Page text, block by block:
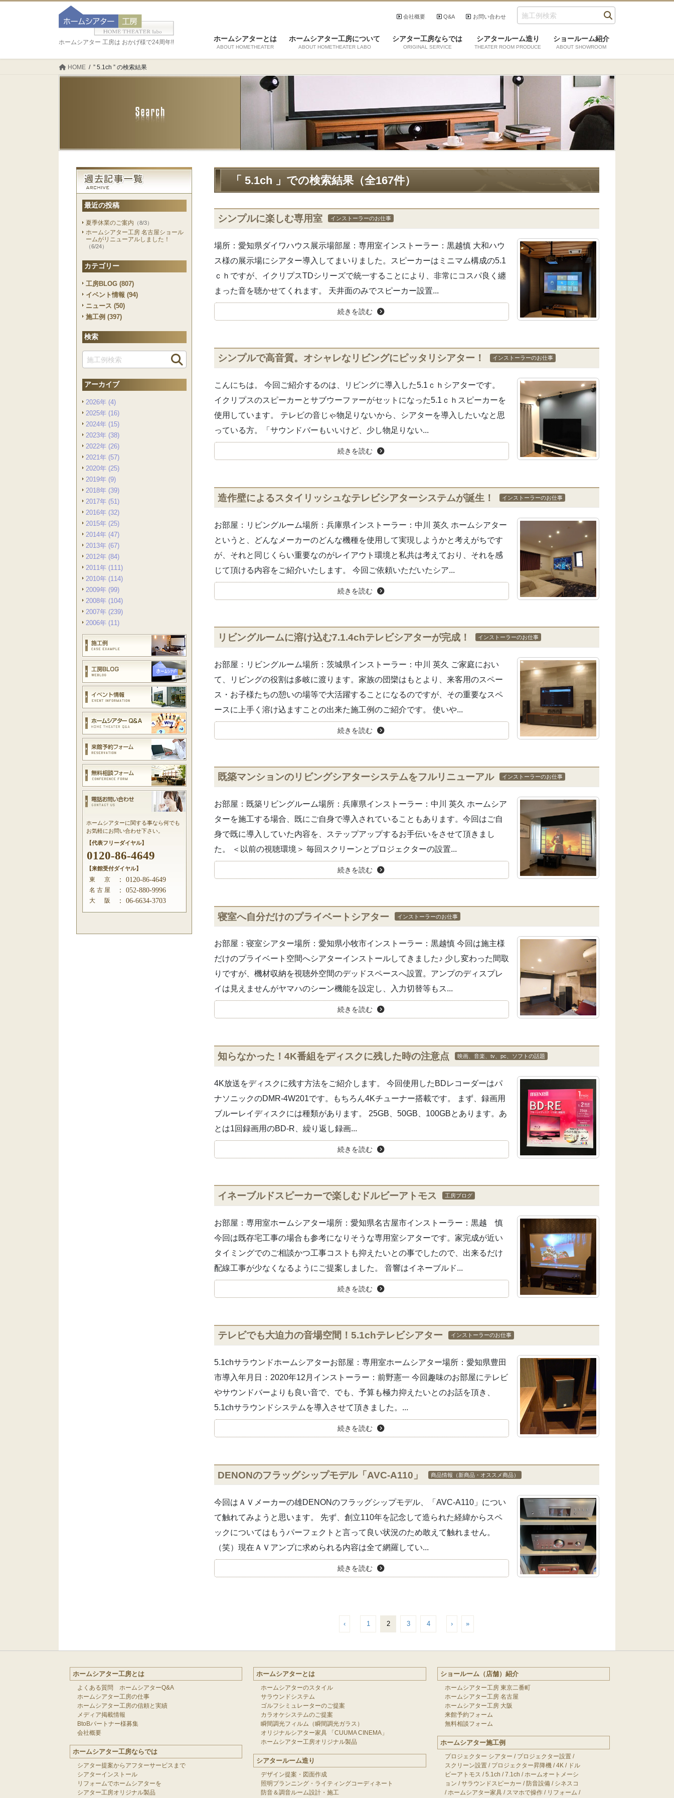
お問い合わせ
Q&A
会社概要
ホームシアター 工房は おかげ様で24周年!! ホームシアターとは
ABOUT HOMETHEATER
ホームシアター工房について
ABOUT HOMETHEATER LABO
シアター工房ならでは
ORIGINAL SERVICE
シアタールーム造り
THEATER ROOM PRODUCE
ショールーム紹介
ABOUT SHOWROOM
HOME ” 5.1ch ” の検索結果
最近の投稿
夏季休業のご案内 （8/3）
ホームシアター工房 名古屋ショール
ームがリニューアルしました！
（6/24）
カテゴリー
工房BLOG (807)
イベント情報 (94)
ニュース (50)
施工例 (397)
検索
アーカイブ
2026年 (4)
2025年 (16)
2024年 (15)
2023年 (38)
2022年 (26)
2021年 (57)
2020年 (25)
2019年 (9)
2018年 (39)
2017年 (51)
2016年 (32)
2015年 (25)
2014年 (47)
2013年 (67)
2012年 (84)
2011年 (111)
2010年 (114)
2009年 (99)
2008年 (104)
2007年 (239)
2006年 (11)
ホームシアターに関する事なら何でも
お気軽にお問い合わせ下さい。
【代表フリーダイヤル】
0120-86-4649
【来館受付ダイヤル】
東 京 ： 0120-86-4649
名 古 屋 ： 052-880-9996
大 阪 ： 06-6634-3703
「 5.1ch 」での検索結果（全167件）
シンプルに楽しむ専用室 インストーラーのお仕事
場所：愛知県ダイワハウス展示場部屋：専用室インストーラー：黒越慎 大和ハウ
ス様の展示場にシアター導入してまいりました。スピーカーはミニマム構成の5.1
ｃｈですが、イクリプスTDシリーズで統一することにより、非常にコスパ良く纏
まった音を聴かせてくれます。 天井面のみでスピーカー設置...
続きを読む
シンプルで高音質。オシャレなリビングにピッタリシアター！ インストーラーのお仕事
こんにちは。 今回ご紹介するのは、リビングに導入した5.1ｃｈシアターです。
イクリプスのスピーカーとサブウーファーがセットになった5.1ｃｈスピーカーを
使用しています。 テレビの音じゃ物足りないから、シアターを導入したいなと思
っている方。「サウンドバーもいいけど、少し物足りない...
続きを読む
造作壁によるスタイリッシュなテレビシアターシステムが誕生！ インストーラーのお仕事
お部屋：リビングルーム場所：兵庫県インストーラー：中川 英久 ホームシアター
というと、どんなメーカーのどんな機種を使用して実現しようかと考えがちです
が、それと同じくらい重要なのがレイアウト環境と私共は考えており、それを感
じて頂ける内容をご紹介いたします。 今回ご依頼いただいたシア...
続きを読む
リビングルームに溶け込む7.1.4chテレビシアターが完成！ インストーラーのお仕事
お部屋：リビングルーム場所：茨城県インストーラー：中川 英久 ご家庭におい
て、リビングの役割は多岐に渡ります。家族の団欒はもとより、来客用のスペー
ス・お子様たちの憩いの場等で大活躍することになるのですが、その重要なスペ
ースに上手く溶け込ますことの出来た施工例のご紹介です。 使いや...
続きを読む
既築マンションのリビングシアターシステムをフルリニューアル インストーラーのお仕事
お部屋：既築リビングルーム場所：兵庫県インストーラー：中川 英久 ホームシア
ターを施工する場合、既にご自身で導入されていることもあります。今回はご自
身で既に導入していた内容を、ステップアップするお手伝いをさせて頂きまし
た。 ＜以前の視聴環境＞ 毎回スクリーンとプロジェクターの設置...
続きを読む
寝室へ自分だけのプライベートシアター インストーラーのお仕事
お部屋：寝室シアター場所：愛知県小牧市インストーラー：黒越慎 今回は施主様
だけのプライベート空間へシアターインストールしてきました♪ 少し変わった間取
りですが、機材収納を視聴外空間のデッドスペースへ設置。アンプのディスプレ
イは見えませんがヤマハのシーン機能を設定し、入力切替等もス...
続きを読む
知らなかった！4K番組をディスクに残した時の注意点 映画、音楽、tv、pc、ソフトの話題
4K放送をディスクに残す方法をご紹介します。 今回使用したBDレコーダーはパ
ナソニックのDMR-4W201です。もちろん4Kチューナー搭載です。 まず、録画用
ブルーレイディスクには種類があります。 25GB、50GB、100GBとあります。あ
とは1回録画用のBD-R、繰り返し録画...
続きを読む
イネーブルドスピーカーで楽しむドルビーアトモス 工房ブログ
お部屋：専用室ホームシアター場所：愛知県名古屋市インストーラー：黒越 慎
今回は既存宅工事の場合も参考になりそうな専用室シアターです。家完成が近い
タイミングでのご相談かつ工事コストも抑えたいとの事でしたので、出来るだけ
配線工事が少なくなるようにご提案しました。 音響はイネーブルド...
続きを読む
テレビでも大迫力の音場空間！5.1chテレビシアター インストーラーのお仕事
5.1chサラウンドホームシアターお部屋：専用室ホームシアター場所：愛知県豊田
市導入年月日：2020年12月インストーラー：前野憲一 今回趣味のお部屋にテレビ
やサウンドバーよりも良い音で、でも、予算も極力抑えたいとのお話を頂き、
5.1chサラウンドシステムを導入させて頂きました。...
続きを読む
DENONのフラッグシップモデル「AVC-A110」 商品情報（新商品・オススメ商品）
今回はＡＶメーカーの雄DENONのフラッグシップモデル、「AVC-A110」につい
て触れてみようと思います。 先ず、創立110年を記念して造られた経緯からスペ
ックについてはもうパーフェクトと言って良い状況のため敢えて触れません。
（笑）現在ＡＶアンプに求められる内容は全て網羅してい...
続きを読む
‹ 1 2 3 4 › »
ホームシアター工房とは
よくある質問 ホームシアターQ&A
ホームシアター工房の仕事
ホームシアター工房の信頼と実績
メディア掲載情報
BtoBパートナー様募集
会社概要
ホームシアター工房ならでは
シアター提案からアフターサービスまで
シアターインストール
リフォームでホームシアターを
シアター工房オリジナル製品
ホームシアターとは
ホームシアターのスタイル
サラウンドシステム
ゴルフシミュレーターのご提案
カラオケシステムのご提案
瞬間調光フィルム（瞬間調光ガラス）
オリジナルシアター家具 「CUUMA CINEMA」
ホームシアター工房オリジナル製品
シアタールーム造り
デザイン提案・図面作成
照明プランニング・ライティングコーディネート
防音＆調音ルーム設計・施工
ショールーム（店舗）紹介
ホームシアター工房 東京二番町
ホームシアター工房 名古屋
ホームシアター工房 大阪
来館予約フォーム
無料相談フォーム
ホームシアター施工例
プロジェクター シアター / プロジェクター設置/
スクリーン設置/ プロジェクター昇降機/4K / ドル
ビーアトモス /5.1ch /7.1ch / ホームオートメーシ
ョン /サラウンドスピーカー /防音設備/ シネスコ
/ ホームシアター家具/ スマホで操作/ リフォーム /